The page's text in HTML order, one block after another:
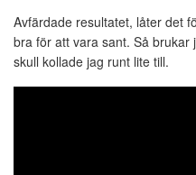
Avfärdade resultatet, låter det
bra för att vara sant. Så
skull kollade jag runt lite till.